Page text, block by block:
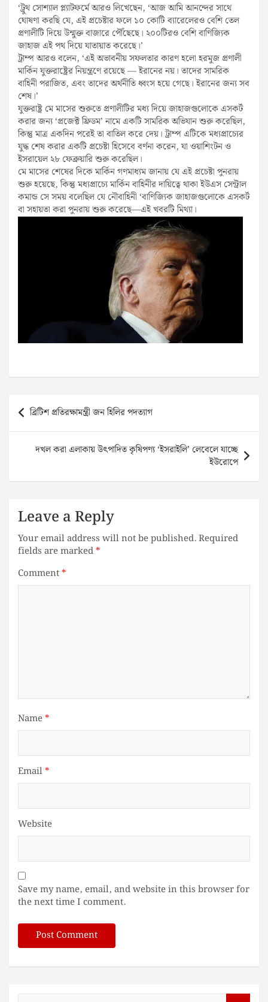
‘ট্রুথ সোশ্যাল প্ল্যাটফর্মে আরও লিখেছেন, ‘আজ আমি আনন্দের সাথে
ঘোষণা করছি যে, এই প্রচেষ্টার ফলে ১০ কোটি ব্যারেলেরও বেশি তেল
প্রণালীটি দিয়ে উন্মুক্ত বাজারে পৌঁছেছে। ২০০টিরও বেশি বাণিজ্যিক
জাহাজ এই পথ দিয়ে যাতায়াত করেছে।’
ট্রাম্প আরও বলেন, ‘এই অভাবনীয় সফলতার কারণ হলো হরমুজ প্রণালী
মার্কিন যুক্তরাষ্ট্রের নিয়ন্ত্রণে রয়েছে — ইরানের নয়। তাদের সামরিক
বাহিনী পরাজিত, এবং তাদের অর্থনীতি ধ্বংস হয়ে গেছে। ইরানের জন্য সব
শেষ।’
যুক্তরাষ্ট্র মে মাসের শুরুতে প্রণালীটির মধ্য দিয়ে জাহাজগুলোকে এসকর্ট
করার জন্য ‘প্রজেক্ট ফ্রিডম’ নামে একটি সামরিক অভিযান শুরু করেছিল,
কিন্তু মাত্র একদিন পরেই তা বাতিল করে দেয়। ট্রাম্প এটিকে মধ্যপ্রাচ্যের
যুদ্ধ শেষ করার একটি প্রচেষ্টা হিসেবে বর্ণনা করেন, যা ওয়াশিংটন ও
ইসরায়েল ২৮ ফেব্রুয়ারি শুরু করেছিল।
মে মাসের শেষের দিকে মার্কিন গণমাধ্যম জানায় যে এই প্রচেষ্টা পুনরায়
শুরু হয়েছে, কিন্তু মধ্যপ্রাচ্যে মার্কিন বাহিনীর দায়িত্বে থাকা ইউএস সেন্ট্রাল
কমান্ড সে সময় বলেছিল যে নৌবাহিনী ‘বাণিজ্যিক জাহাজগুলোকে এসকর্ট
বা সহায়তা করা পুনরায় শুরু করেছে—এই খবরটি মিথ্যা।
Post
navigation
ব্রিটিশ প্রতিরক্ষামন্ত্রী জন হিলির পদত্যাগ
দখল করা এলাকায় উৎপাদিত কৃষিপণ্য ‘ইসরাইলি’ লেবেলে যাচ্ছে
ইউরোপে
Leave a Reply
Your email address will not be published.Required
fields are marked*
Comment*
Name*
Email*
Website
Save my name, email, and website in this browser for
the next time I comment.